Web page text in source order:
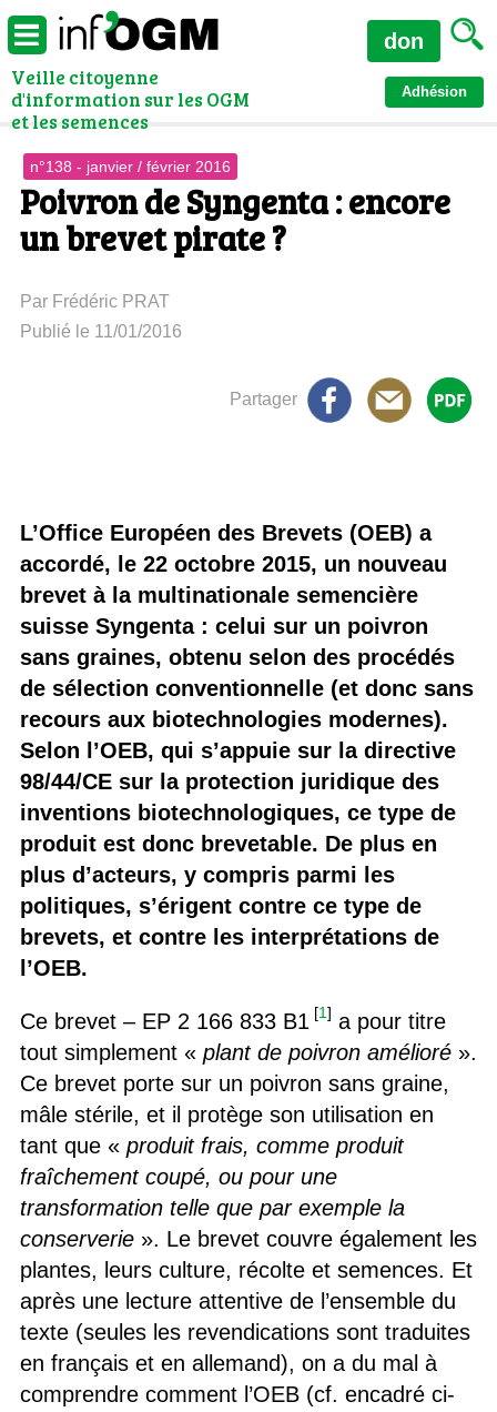
Veille citoyenne
d'information sur les OGM
et les semences
Adhésion
don
n°138 - janvier / février 2016
Poivron de Syngenta : encore
un brevet pirate ?
Par Frédéric PRAT
Publié le 11/01/2016
Partager
L’Office Européen des Brevets (OEB) a
accordé, le 22 octobre 2015, un nouveau
brevet à la multinationale semencière
suisse Syngenta : celui sur un poivron
sans graines, obtenu selon des procédés
de sélection conventionnelle (et donc sans
recours aux biotechnologies modernes).
Selon l’OEB, qui s’appuie sur la directive
98/44/CE sur la protection juridique des
inventions biotechnologiques, ce type de
produit est donc brevetable. De plus en
plus d’acteurs, y compris parmi les
politiques, s’érigent contre ce type de
brevets, et contre les interprétations de
l’OEB.
Ce brevet – EP 2 166 833 B1 [1] a pour titre
tout simplement « plant de poivron amélioré».
Ce brevet porte sur un poivron sans graine,
mâle stérile, et il protège son utilisation en
tant que « produit frais, comme produit
fraîchement coupé, ou pour une
transformation telle que par exemple la
conserverie». Le brevet couvre également les
plantes, leurs culture, récolte et semences. Et
après une lecture attentive de l’ensemble du
texte (seules les revendications sont traduites
en français et en allemand), on a du mal à
comprendre comment l’OEB (cf. encadré ci-